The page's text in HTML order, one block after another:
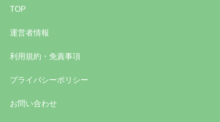
TOP
運営者情報
利用規約・免責事項
プライバシーポリシー
お問い合わせ